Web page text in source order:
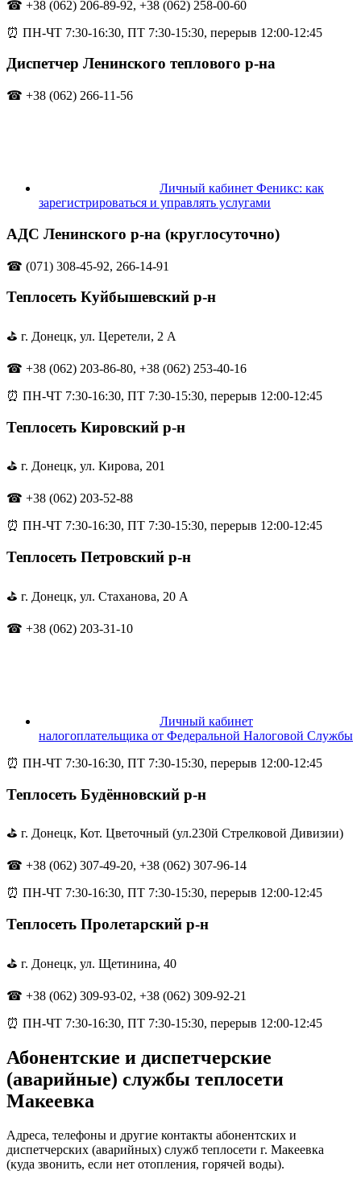
☎ +38 (062) 206-89-92, +38 (062) 258-00-60
⏰ ПН-ЧТ 7:30-16:30, ПТ 7:30-15:30, перерыв 12:00-12:45
Диспетчер Ленинского теплового р-на
☎ +38 (062) 266-11-56
Личный кабинет Феникс: как
зарегистрироваться и управлять услугами
АДС Ленинского р-на (круглосуточно)
☎ (071) 308-45-92, 266-14-91
Теплосеть Куйбышевский р-н
⛳ г. Донецк, ул. Церетели, 2 А
☎ +38 (062) 203-86-80, +38 (062) 253-40-16
⏰ ПН-ЧТ 7:30-16:30, ПТ 7:30-15:30, перерыв 12:00-12:45
Теплосеть Кировский р-н
⛳ г. Донецк, ул. Кирова, 201
☎ +38 (062) 203-52-88
⏰ ПН-ЧТ 7:30-16:30, ПТ 7:30-15:30, перерыв 12:00-12:45
Теплосеть Петровский р-н
⛳ г. Донецк, ул. Стаханова, 20 А
☎ +38 (062) 203-31-10
Личный кабинет
налогоплательщика от Федеральной Налоговой Службы
⏰ ПН-ЧТ 7:30-16:30, ПТ 7:30-15:30, перерыв 12:00-12:45
Теплосеть Будённовский р-н
⛳ г. Донецк, Кот. Цветочный (ул.230й Стрелковой Дивизии)
☎ +38 (062) 307-49-20, +38 (062) 307-96-14
⏰ ПН-ЧТ 7:30-16:30, ПТ 7:30-15:30, перерыв 12:00-12:45
Теплосеть Пролетарский р-н
⛳ г. Донецк, ул. Щетинина, 40
☎ +38 (062) 309-93-02, +38 (062) 309-92-21
⏰ ПН-ЧТ 7:30-16:30, ПТ 7:30-15:30, перерыв 12:00-12:45
Абонентские и диспетчерские
(аварийные) службы теплосети
Макеевка
Адреса, телефоны и другие контакты абонентских и
диспетчерских (аварийных) служб теплосети г. Макеевка
(куда звонить, если нет отопления, горячей воды).